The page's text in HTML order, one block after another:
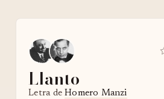
Llanto
Letra deHomero Manzi